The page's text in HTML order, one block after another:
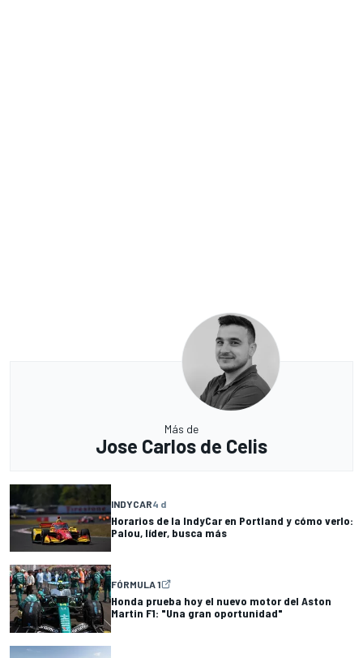
Más de
Jose Carlos de Celis
INDYCAR4 d
Horarios de la IndyCar en Portland y cómo verlo:
Palou, líder, busca más
FÓRMULA 1
Honda prueba hoy el nuevo motor del Aston
Martin F1: "Una gran oportunidad"